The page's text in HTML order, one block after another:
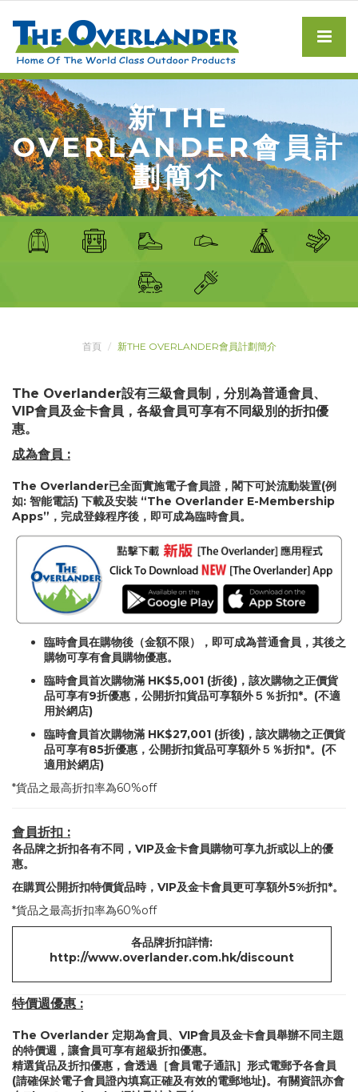
新THE
OVERLANDER會員計
劃簡介
首頁 新THE OVERLANDER會員計劃簡介
The Overlander設有三級會員制，分別為普通會員、
VIP會員及金卡會員，各級會員可享有不同級別的折扣優
惠。
成為會員 :
The Overlander已全面實施電子會員證，閣下可於流動裝置(例
如: 智能電話) 下載及安裝 “The Overlander E-Membership
Apps”，完成登錄程序後，即可成為臨時會員。
臨時會員在購物後（金額不限），即可成為普通會員，其後之
購物可享有會員購物優惠。
臨時會員首次購物滿 HK$5,001 (折後)，該次購物之正價貨
品可享有9折優惠，公開折扣貨品可享額外５％折扣*。(不適
用於網店)
臨時會員首次購物滿 HK$27,001 (折後)，該次購物之正價貨
品可享有85折優惠，公開折扣貨品可享額外５％折扣*。(不
適用於網店)
*貨品之最高折扣率為60%off
會員折扣 :
各品牌之折扣各有不同，VIP及金卡會員購物可享九折或以上的優
惠。
在購買公開折扣特價貨品時，VIP及金卡會員更可享額外5%折扣*。
*貨品之最高折扣率為60%off
各品牌折扣詳情:
http://www.overlander.com.hk/discount
特價週優惠 :
The Overlander 定期為會員、VIP會員及金卡會員舉辦不同主題
的特價週，讓會員可享有超級折扣優惠。
精選貨品及折扣優惠，會透過［會員電子通訊］形式電郵予各會員
(請確保於電子會員證內填寫正確及有效的電郵地址)。有關資訊亦會